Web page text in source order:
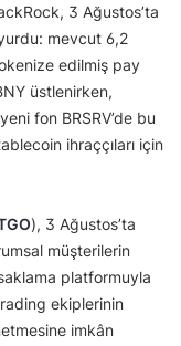
3 Ağustos’ta
mevcut 6,2
edilmiş pay
üstlenirken,
fon BRSRV’de bu
ihraççıları için
), 3 Ağustos’ta
müşterilerin
platformuyla
ekiplerinin
imkân